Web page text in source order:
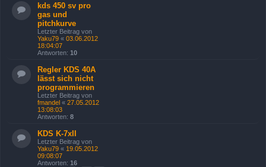
kds 450 sv pro
gas und
pitchkurve
Letzter Beitrag von
Yaku79 « 03.06.2012
18:04:07
Antworten: 10
Regler KDS 40A
lässt sich nicht
programmieren
Letzter Beitrag von
fmandel « 27.05.2012
13:08:03
Antworten: 8
KDS K-7xII
Letzter Beitrag von
Yaku79 « 19.05.2012
09:08:07
Antworten: 16